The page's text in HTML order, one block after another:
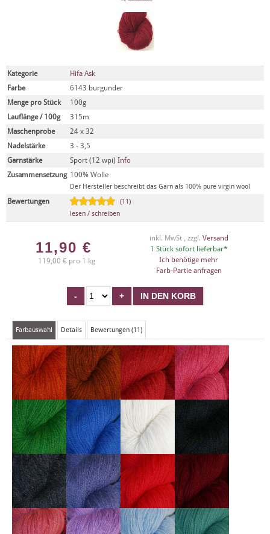
Kategorie
Hifa Ask
Farbe
6143 burgunder
Menge pro Stück
100g
Lauflänge / 100g
315m
Maschenprobe
24 x 32
Nadelstärke
3 - 3,5
Garnstärke
Sport (12 wpi) Info
Zusammensetzung 100% Wolle
Der Hersteller beschreibt das Garn als 100% pure virgin wool
Bewertungen
(11)
lesen / schreiben
11,90 €
119,00 € pro 1 kg
inkl. MwSt , zzgl. Versand
1 Stück sofort lieferbar*
Ich benötige mehr
Farb-Partie anfragen
Farbauswahl Details Bewertungen (11)